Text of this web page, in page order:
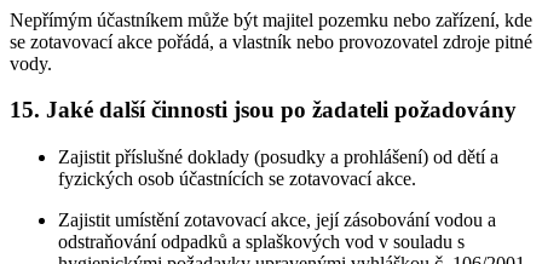
Nepřímým účastníkem může být majitel pozemku nebo zařízení, kde
se zotavovací akce pořádá, a vlastník nebo provozovatel zdroje pitné
vody.
15. Jaké další činnosti jsou po žadateli požadovány
Zajistit příslušné doklady (posudky a prohlášení) od dětí a
fyzických osob účastnících se zotavovací akce.
Zajistit umístění zotavovací akce, její zásobování vodou a
odstraňování odpadků a splaškových vod v souladu s